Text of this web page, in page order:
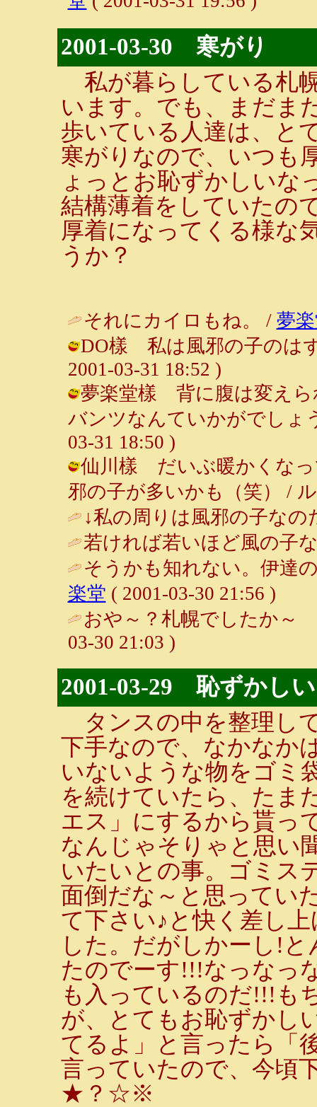
2001-03-30 寒がり
私が暮らしている札
います。でも、まだま
歩いている人達は、と
寒がりなので、いつも
ょっとお恥ずかしいな
結構薄着をしていたの
厚着になってくる様な
うか？
それにカイロもね。 / 夢
DO樣 私は風邪の子のは
2001-03-31 18:52 )
夢楽堂樣 背に腹は変えら
バンツなんていかがでしょ
03-31 18:50 )
仙川樣 だいぶ暖かくなっ
邪の子が多いかも（笑） /
↓私の周りは風邪の子なの
若ければ若いほど風の子
そうかも知れない。伊達
楽堂 ( 2001-03-30 21:56 )
おや～？札幌でしたか
03-30 21:03 )
2001-03-29 恥ずかし
タンスの中を整理し
下手なので、なかなか
いないような物をゴミ
を続けていたら、たま
エス」にするから貰っ
なんじゃそりゃと思い
いたいとの事。ゴミス
面倒だな～と思ってい
て下さい♪と快く差し
した。だがしかーし!
たのでーす!!!なっなっ
も入っているのだ!!!も
が、とてもお恥ずかし
てるよ」と言ったら「
言っていたので、今頃
★？☆※